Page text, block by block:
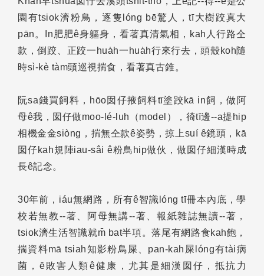
園有tsiok濟粉鳥，逐隻lóng bē驚人，tī大樹跤真大
pān。In肥肥ê身軀身，看著真清氣相，kah人行路仝
款，倒跤、正跤一hua̍h一hua̍h行來行去，頭殼koh隨
時sì-kè tàm頭巡視揣食，看著真古錐。
阮sa錢買飼料，hōo囡仔掖飼料tī塗跤kā in飼，做阿
母ê我，囡仔做moo-lé-luh（model），徛tī邊--a提hip
相機金金siòng，揣無仝款ê姿勢，掠上suí ê鏡頭，kā
囡仔kah規陣iau-sâi ê粉鳥hip做伙，做囡仔細漢時成
長ê記念。
30年前，iáu無網路，所有ê智識lóng tī冊本內底，學
校若無教--著、阿母無講--著、報紙雜誌無讀--著，
tsiok濟生活智識就m̄ bat半項。落尾有網路食kah飽，
揣資料mā tsiah知影粉鳥屎、pan-kah屎lóng有tài病
菌，ē敗害人類ê健康，尤其是細漢囡仔，抵抗力